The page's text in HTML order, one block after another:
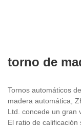
torno de
Tornos automáticos
madera automática,
Ltd. concede un gran
El ratio de